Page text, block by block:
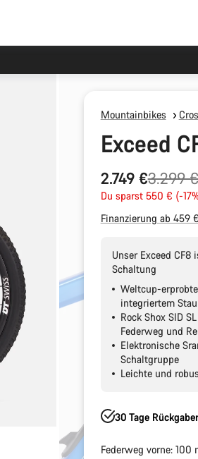
Mountainbikes
Exceed
2.749 €
Ursprungspreis
3.299 €
Du sparst 550 € (-
Finanzierung ab 459
Unser Exceed CF8
Schaltung
Weltcup-
integriertem
Rock Shox SID
Federweg und
Elektronische
Schaltgruppe
Leichte und
30 Tage
Federweg vorne: 100